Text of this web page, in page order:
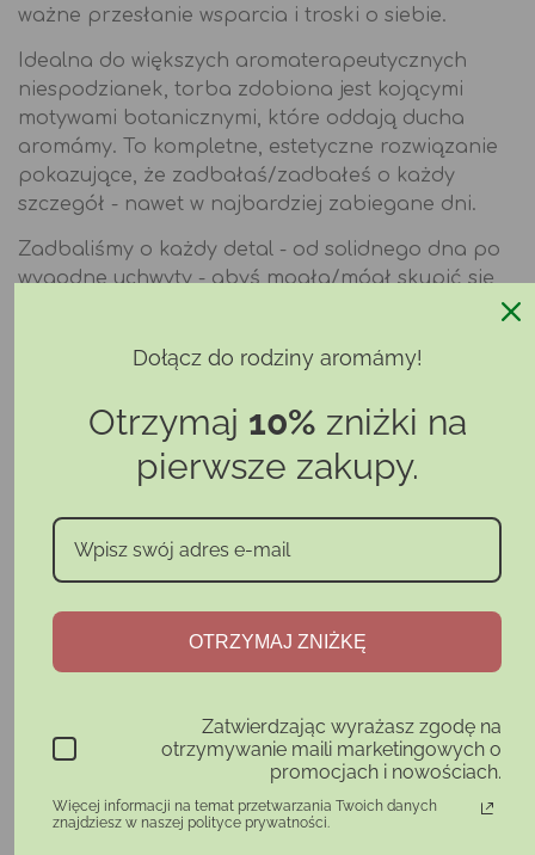
ważne przesłanie wsparcia i troski o siebie.
Idealna do większych aromaterapeutycznych
niespodzianek, torba zdobiona jest kojącymi
motywami botanicznymi, które oddają ducha
aromámy. To kompletne, estetyczne rozwiązanie
pokazujące, że zadbałaś/zadbałeś o każdy
szczegół - nawet w najbardziej zabiegane dni.
Zadbaliśmy o każdy detal - od solidnego dna po
wygodne uchwyty - abyś mogła/mógł skupić się
Rozmiar: 240 × 270 × 95 mm
29,99 zł
Dodaj do koszyka
Udostępnij
Bądź pierwszym, który napisze komentarz
Dołącz do rodziny aromámy!
Otrzymaj 10% zniżki na
pierwsze zakupy.
OTRZYMAJ ZNIŻKĘ
Zatwierdzając wyrażasz zgodę na
otrzymywanie maili marketingowych o
promocjach i nowościach.
Więcej informacji na temat przetwarzania Twoich danych
znajdziesz w naszej polityce prywatności.